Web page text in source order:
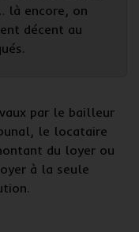
là encore, on
décent au
par le bailleur
le locataire
du loyer ou
à la seule